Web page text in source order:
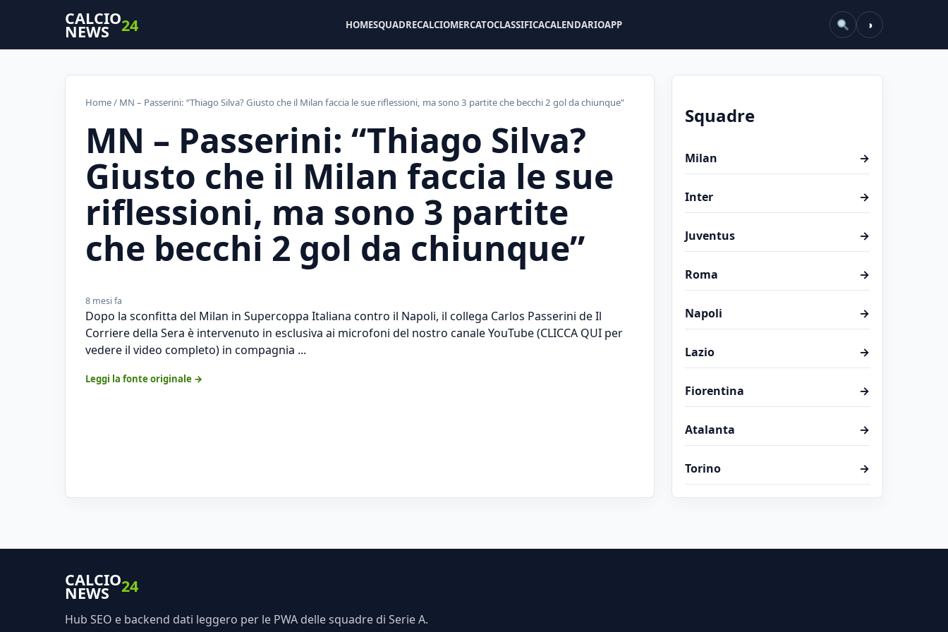
CALCIO
NEWS 24 HOMESQUADRECALCIOMERCATOCLASSIFICACALENDARIOAPP ◑
Home/ MN – Passerini: “Thiago Silva? Giusto che il Milan faccia le sue riflessioni, ma sono 3 partite che becchi 2 gol da chiunque”
MN – Passerini: “Thiago Silva?
Giusto che il Milan faccia le sue
riflessioni, ma sono 3 partite
che becchi 2 gol da chiunque”
8 mesi fa
Dopo la sconfitta del Milan in Supercoppa Italiana contro il Napoli, il collega Carlos Passerini de Il
Corriere della Sera è intervenuto in esclusiva ai microfoni del nostro canale YouTube (CLICCA QUI per
vedere il video completo) in compagnia ...
Leggi la fonte originale →
Squadre
Milan →
Inter →
Juventus →
Roma →
Napoli →
Lazio →
Fiorentina →
Atalanta →
Torino →
CALCIO
NEWS 24
Hub SEO e backend dati leggero per le PWA delle squadre di Serie A.